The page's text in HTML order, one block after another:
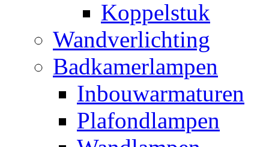
Koppelstuk
Wandverlichting
Badkamerlampen
Inbouwarmaturen
Plafondlampen